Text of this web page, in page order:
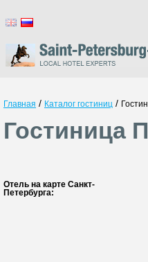
Главная / Каталог гостиниц /
Гостиница
Отель на карте Санкт-
Петербурга: